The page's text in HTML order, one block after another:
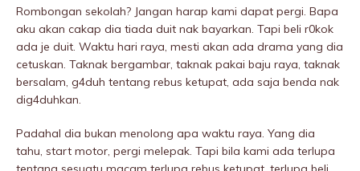
Rombongan sekolah? Jangan harap kami dapat pergi. Bapa
aku akan cakap dia tiada duit nak bayarkan. Tapi beli r0kok
ada je duit. Waktu hari raya, mesti akan ada drama yang dia
cetuskan. Taknak bergambar, taknak pakai baju raya, taknak
bersalam, g4duh tentang rebus ketupat, ada saja benda nak
dig4duhkan.
Padahal dia bukan menolong apa waktu raya. Yang dia
tahu, start motor, pergi melepak. Tapi bila kami ada terlupa